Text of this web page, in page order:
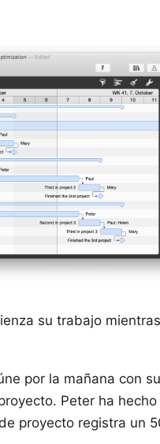
su trabajo
por la mañana con
Peter ha
proyecto registra un